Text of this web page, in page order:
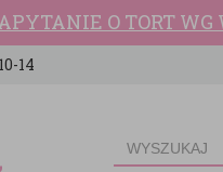
O TORT
14